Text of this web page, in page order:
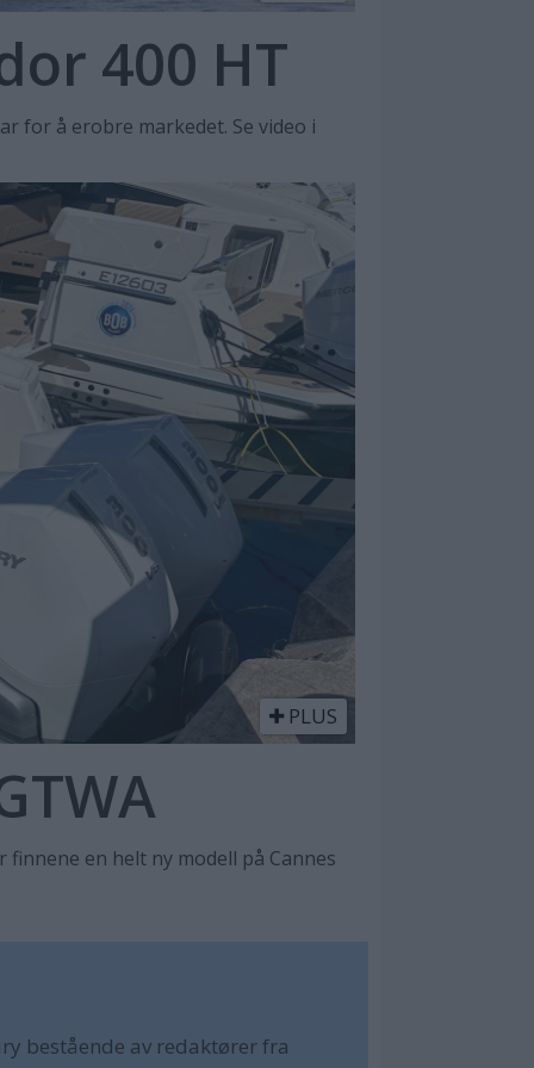
400 HT
for å erobre markedet. Se video i
PLUS
finnene en helt ny modell på Cannes
bestående av redaktører fra